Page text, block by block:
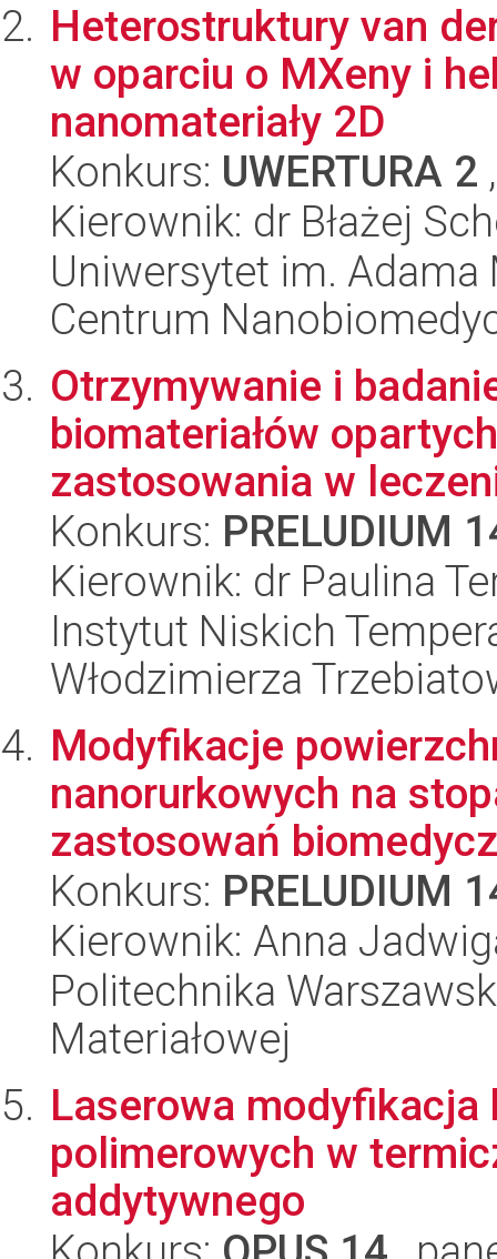
Heterostruktury van
w oparciu o MXeny i
nanomateriały 2D
Konkurs: UWERTURA 2
Kierownik: dr Błażej
Uniwersytet im.
Centrum
Otrzymywanie i
biomateriałów
zastosowania w
Konkurs: PRELUDIUM
Kierownik: dr Paulina
Instytut Niskich
Włodzimierza
Modyfikacje
nanorurkowych na
zastosowań
Konkurs: PRELUDIUM
Kierownik: Anna
Politechnika
Materiałowej
Laserowa modyfikacja
polimerowych w
addytywnego